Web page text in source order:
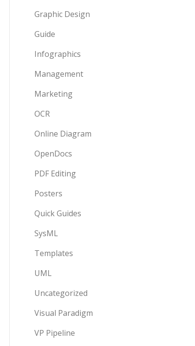
Graphic Design
Guide
Infographics
Management
Marketing
OCR
Online Diagram
OpenDocs
PDF Editing
Posters
Quick Guides
SysML
Templates
UML
Uncategorized
Visual Paradigm
VP Pipeline